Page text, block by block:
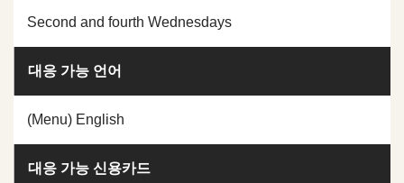
Second and fourth Wednesdays
대응 가능 언어
(Menu) English
대응 가능 신용카드